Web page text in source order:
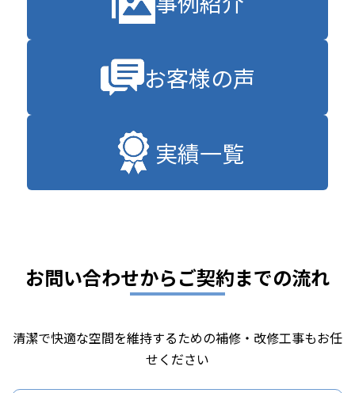
お客様の声
実績一覧
お問い合わせからご契約までの流れ
清潔で快適な空間を維持するための補修・改修工事もお任
せください